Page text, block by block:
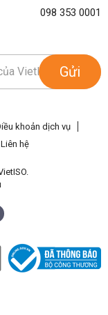
098 353 0001
Gửi
khoản dịch vụ
Liên hệ